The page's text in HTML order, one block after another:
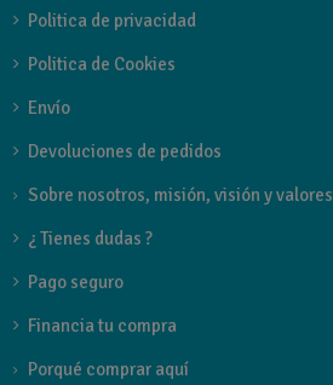
Politica de privacidad
Politica de Cookies
Envío
Devoluciones de pedidos
Sobre nosotros, misión, visión y valores
¿ Tienes dudas ?
Pago seguro
Financia tu compra
Porqué comprar aquí